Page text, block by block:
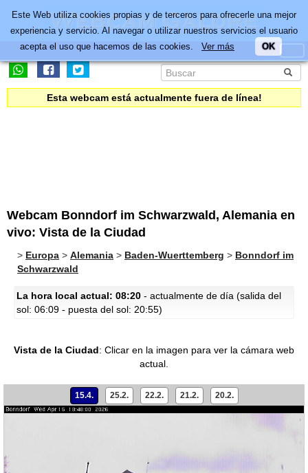
Esta webcam está actualmente fuera de línea!
Webcam Bonndorf im Schwarzwald, Alemania en
vivo: Vista de la Ciudad
> Europa > Alemania > Baden-Wuerttemberg > Bonndorf im
Schwarzwald
La hora local actual: 08:20 - actualmente de día (salida del
sol: 06:09 - puesta del sol: 20:55)
Vista de la Ciudad: Clicar en la imagen para ver la cámara web
actual.
15.4. 25.2. 22.2. 21.2. 20.2.
Este Web utiliza cookies propias y de terceros para ofrecerle una mejor
experiencia y servicio. Al navegar o utilizar nuestros servicios el usuario
acepta el uso que hacemos de las cookies. Ver más OK